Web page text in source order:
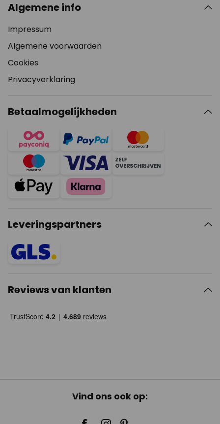
Algemene info
Impressum
Algemene voorwaarden
Cookies
Privacyverklaring
Betaalmogelijkheden
Leveringspartners
Reviews van klanten
Vind ons ook op: